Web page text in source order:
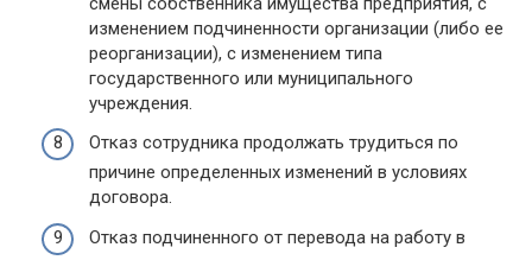
изменением подчиненности организации (либо ее
реорганизации), с изменением типа
государственного или муниципального
учреждения.
Отказ сотрудника продолжать трудиться по
причине определенных изменений в условиях
договора.
Отказ подчиненного от перевода на работу в